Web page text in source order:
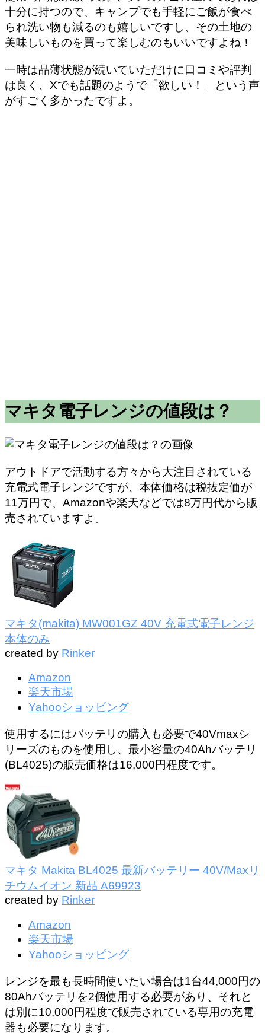
十分に持つので、キャンプでも手軽にご飯が食べ
られ洗い物も減るのも嬉しいですし、その土地の
美味しいものを買って楽しむのもいいですよね！
一時は品薄状態が続いていただけに口コミや評判
は良く、Xでも話題のようで「欲しい！」という声
がすごく多かったですよ。
マキタ電子レンジの値段は？
アウトドアで活動する方々から大注目されている
充電式電子レンジですが、本体価格は税抜定価が
11万円で、Amazonや楽天などでは8万円代から販
売されていますよ。
マキタ(makita) MW001GZ 40V 充電式電子レンジ
本体のみ
created by Rinker
Amazon
楽天市場
Yahooショッピング
使用するにはバッテリの購入も必要で40Vmaxシ
リーズのものを使用し、最小容量の40Ahバッテリ
(BL4025)の販売価格は16,000円程度です。
マキタ Makita BL4025 最新バッテリー 40V/Maxリ
チウムイオン 新品 A69923
created by Rinker
Amazon
楽天市場
Yahooショッピング
レンジを最も長時間使いたい場合は1台44,000円の
80Ahバッテリを2個使用する必要があり、それと
は別に10,000円程度で販売されている専用の充電
器も必要になります。